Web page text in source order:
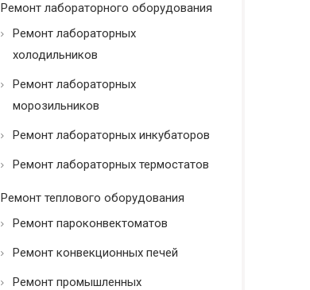
Ремонт лабораторного оборудования
Ремонт лабораторных
холодильников
Ремонт лабораторных
морозильников
Ремонт лабораторных инкубаторов
Ремонт лабораторных термостатов
Ремонт теплового оборудования
Ремонт пароконвектоматов
Ремонт конвекционных печей
Ремонт промышленных